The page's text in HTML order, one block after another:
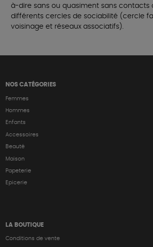
à-dire sans ou quasiment sans contacts
différents cercles de sociabilité (cercle
voisinage et réseaux associatifs).
NOS CATÉGORIES
Femmes
Hommes
Enfants
Accessoires
Beauté
Maison
Papeterie
Epicerie
LA BOUTIQUE
Conditions de vente